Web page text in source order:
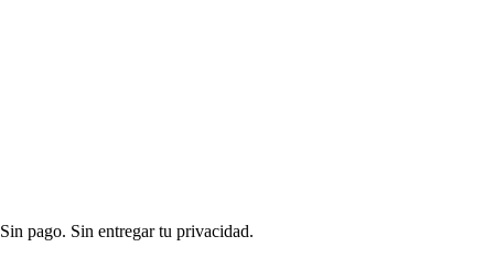
pago. Sin entregar tu privacidad.